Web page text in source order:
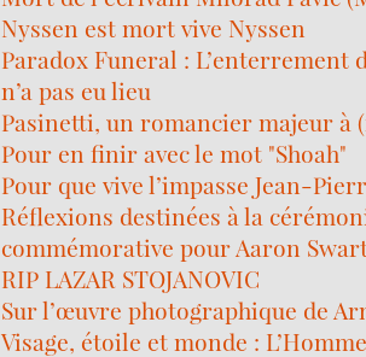
Nyssen est mort vive Nyssen
Paradox Funeral : L’enterrement
n’a pas eu lieu
Pasinetti, un romancier majeur à
Pour en finir avec le mot "Shoah"
Pour que vive l’impasse Jean-
Réflexions destinées à la
commémorative pour Aaron
RIP LAZAR STOJANOVIC
Sur l’œuvre photographique de
Visage, étoile et monde :